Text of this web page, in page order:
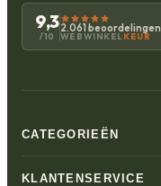
9,3
/10
2.061 beoordelingen
WEBWINKEL KEUR
CATEGORIEËN
KLANTENSERVICE